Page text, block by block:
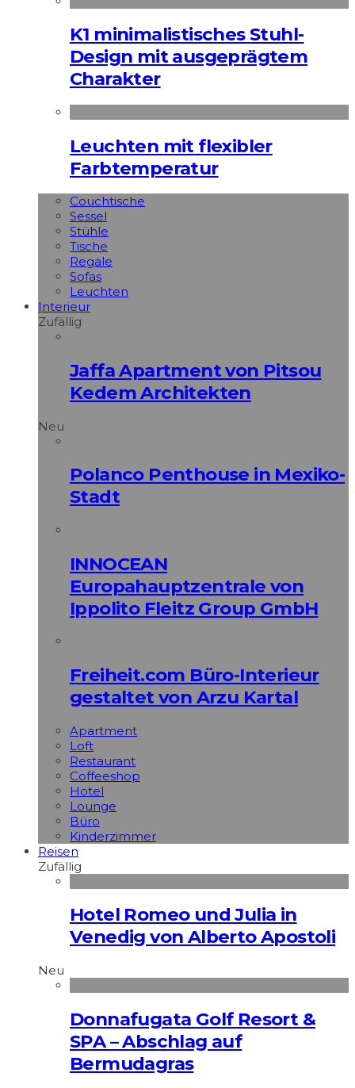
K1 minimalistisches Stuhl-
Design mit ausgeprägtem
Charakter
Leuchten mit flexibler
Farbtemperatur
Couchtische
Sessel
Stühle
Tische
Regale
Sofas
Leuchten
Interieur
Zufällig
Jaffa Apartment von Pitsou
Kedem Architekten
Neu
Polanco Penthouse in Mexiko-
Stadt
INNOCEAN
Europahauptzentrale von
Ippolito Fleitz Group GmbH
Freiheit.com Büro-Interieur
gestaltet von Arzu Kartal
Apart­ment
Loft
Restaurant
Coffeeshop
Hotel
Lounge
Büro
Kinderzimmer
Reisen
Zufällig
Hotel Romeo und Julia in
Venedig von Alberto Apostoli
Neu
Donnafugata Golf Resort &
SPA – Abschlag auf
Bermudagras